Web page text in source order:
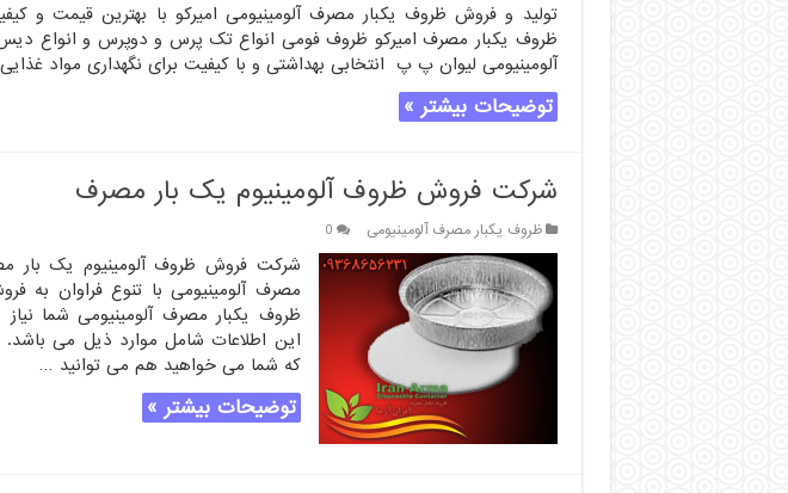
تولید و فروش ظروف یکبار مصرف آلومینیومی امیرکو با بهترین قیمت و
ظروف یکبار مصرف امیرکو ظروف فومی انواع تک پرس و دوپرس و انواع
آلومینیومی لیوان پ پ انتخابی بهداشتی و با کیفیت برای نگهداری مواد
توضیحات بیشتر »
شرکت فروش ظروف آلومینیوم یک بار مصرف
ظروف یکبار مصرف آلومینیومی 0
شرکت فروش ظروف آلومینیوم یک بار
مصرف آلومینیومی با تنوع فراوان به
ظروف یکبار مصرف آلومینیومی شما نیاز
این اطلاعات شامل موارد ذیل می باشد.
که شما می خواهید هم می توانید …
توضیحات بیشتر »